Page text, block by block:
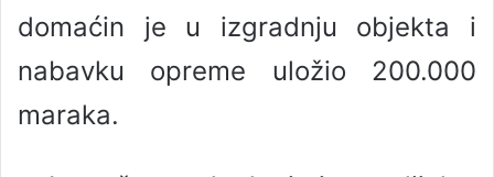
domaćin je u izgradnju objekta i
nabavku opreme uložio 200.000
maraka.